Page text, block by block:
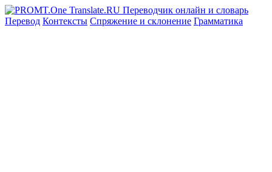
Перевод Контексты Спряжение и склонение Грамматика